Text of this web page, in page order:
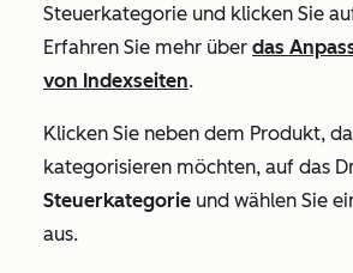
Steuerkategorie und klicken Sie
Erfahren Sie mehr über das
von Indexseiten.
Klicken Sie neben dem Produkt,
kategorisieren möchten, auf das
Steuerkategorie und wählen Sie
aus.